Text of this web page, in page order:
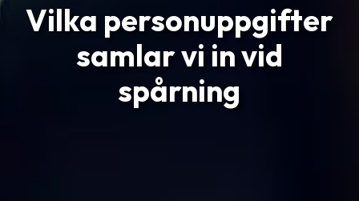
Vilka personuppgifter
samlar vi in vid
spårning